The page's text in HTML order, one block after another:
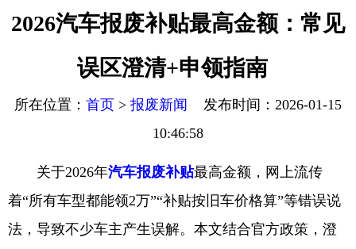
2026汽车报废补贴最高金额：常见
误区澄清+申领指南
所在位置： 首页 > 报废新闻
发布时间：2026-01-15
10:46:58
关于2026年汽车报废补贴最高金额，网上流传
着“所有车型都能领2万”“补贴按旧车价格算”等错误说
法，导致不少车主产生误解。本文结合官方政策，澄